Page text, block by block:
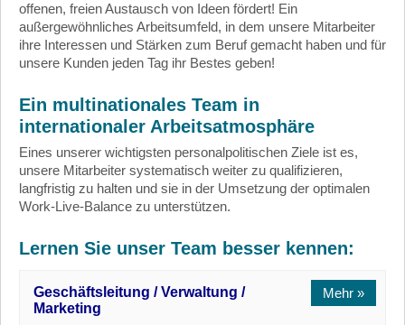
offenen, freien Austausch von Ideen fördert! Ein
außergewöhnliches Arbeitsumfeld, in dem unsere Mitarbeiter
ihre Interessen und Stärken zum Beruf gemacht haben und für
unsere Kunden jeden Tag ihr Bestes geben!
Ein multinationales Team in
internationaler Arbeitsatmosphäre
Eines unserer wichtigsten personalpolitischen Ziele ist es,
unsere Mitarbeiter systematisch weiter zu qualifizieren,
langfristig zu halten und sie in der Umsetzung der optimalen
Work-Live-Balance zu unterstützen.
Lernen Sie unser Team besser kennen:
Geschäftsleitung / Verwaltung /
Marketing